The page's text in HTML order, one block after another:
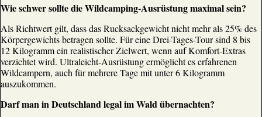
Wie schwer sollte die Wildcamping-Ausrüstung maximal sein?
Als Richtwert gilt, dass das Rucksackgewicht nicht mehr als 25% des
Körpergewichts betragen sollte. Für eine Drei-Tages-Tour sind 8 bis
12 Kilogramm ein realistischer Zielwert, wenn auf Komfort-Extras
verzichtet wird. Ultraleicht-Ausrüstung ermöglicht es erfahrenen
Wildcampern, auch für mehrere Tage mit unter 6 Kilogramm
auszukommen.
Darf man in Deutschland legal im Wald übernachten?